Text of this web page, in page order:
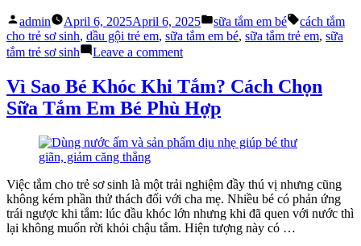
Chàm
Sữa?
Cách
Sóc
Da
Với
Sữa
Tắm
Em
Bé”
Posted
by
admin April 6, 2025April 6, 2025
Posted
in
sữa tắm em bé Tags:
cách tắm
cho trẻ sơ sinh, dầu gội trẻ em, sữa tắm em bé, sữa tắm trẻ em, sữa
tắm trẻ sơ sinh
Leave a commenton
Bị
Chàm
Sữa?
Cách
Chăm
Sóc
Với
Sữa
Tắm
Em
Vì Sao Bé Khóc Khi Tắm? Cách Chọn
Sữa Tắm Em Bé Phù Hợp
Việc tắm cho trẻ sơ sinh là một trải nghiệm đầy thú vị nhưng cũng
không kém phần thử thách đối với cha mẹ. Nhiều bé có phản ứng
trái ngược khi tắm: lúc đầu khóc lớn nhưng khi đã quen với nước thì
lại không muốn rời khỏi chậu tắm. Hiện tượng này có …